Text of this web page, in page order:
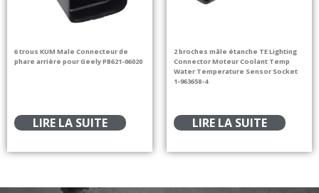
6 trous KUM Male Connecteur de
phare arrière pour Geely PB621-06020
LIRE LA SUITE
2 broches mâle étanche TE Lighting
Connector Moteur Coolant Temp
Water Temperature Sensor Socket
1-963658-4
LIRE LA SUITE